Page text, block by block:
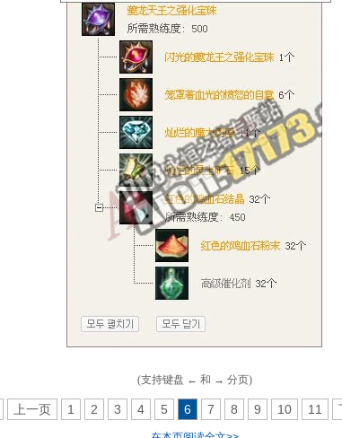
(支持键盘 ← 和 → 分页)
上一页 1 2 3 4 5 6 7 8 9 10 11